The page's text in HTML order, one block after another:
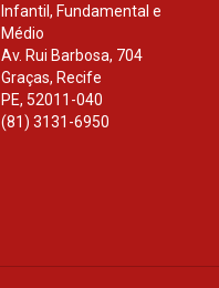
Infantil, Fundamental e
Médio
Av. Rui Barbosa, 704
Graças, Recife
PE, 52011-040
(81) 3131-6950